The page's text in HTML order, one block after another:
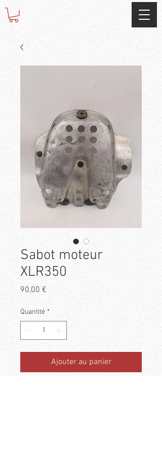
Sabot moteur
XLR350
90,00 €Prix
Quantité *
Ajouter au panier